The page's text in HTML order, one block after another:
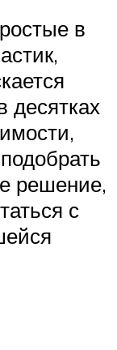
в
десятках
решение,
с